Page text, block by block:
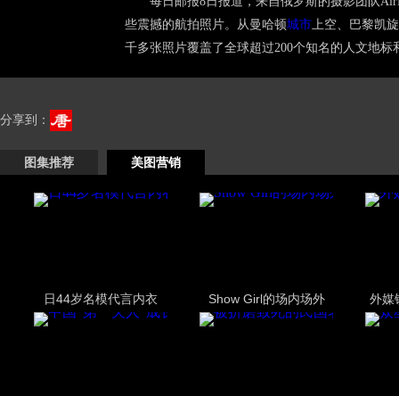
些震撼的航拍照片。从曼哈顿城市上空、巴黎凯
千多张照片覆盖了全球超过200个知名的人文地标
分享到：
图集推荐 美图营销
日44岁名模代言内衣 Show Girl的场内场外 外媒